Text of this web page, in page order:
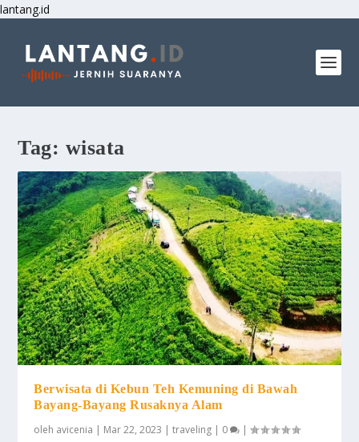
lantang.id
Tag: wisata
Berwisata di Kebun Teh Kemuning di Bawah
Bayang-Bayang Rusaknya Alam
oleh avicenia | Mar 22, 2023 |traveling | 0 |